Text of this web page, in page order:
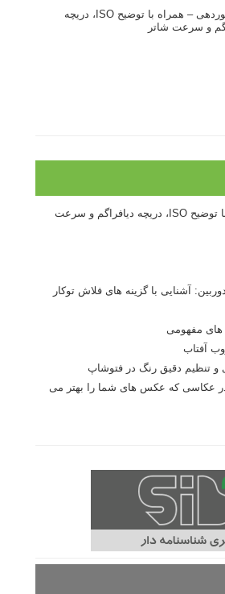
درک نوردهی – همراه با توضیح ISO، دریچه
و سرعت شاتر
درک نوردهی – همراه با توضیح ISO، دریچه دیافراگم و سرعت
آشنایی با گزینه های فلاش توکار
های مفهومی
آفتاب
در عکاسی که عکس های شما را بهتر می